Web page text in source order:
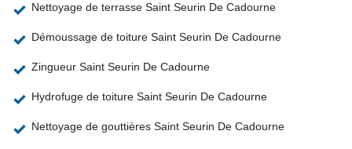
Nettoyage de terrasse Saint Seurin De Cadourne
Démoussage de toiture Saint Seurin De Cadourne
Zingueur Saint Seurin De Cadourne
Hydrofuge de toiture Saint Seurin De Cadourne
Nettoyage de gouttières Saint Seurin De Cadourne